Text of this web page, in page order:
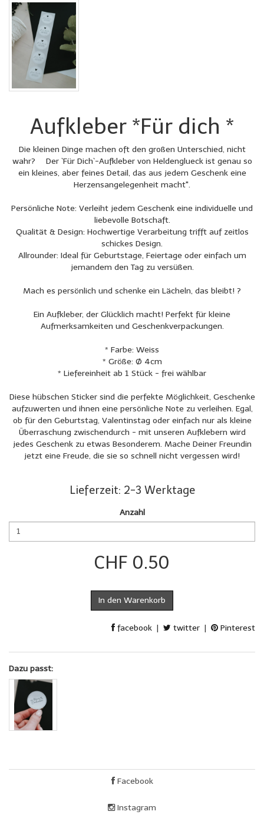
Aufkleber *Für dich *
Die kleinen Dinge machen oft den großen Unterschied, nicht
wahr? Der `Für Dich`-Aufkleber von Heldenglueck ist genau so
ein kleines, aber feines Detail, das aus jedem Geschenk eine
Herzensangelegenheit macht".
Persönliche Note: Verleiht jedem Geschenk eine individuelle und
liebevolle Botschaft.
Qualität & Design: Hochwertige Verarbeitung trifft auf zeitlos
schickes Design.
Allrounder: Ideal für Geburtstage, Feiertage oder einfach um
jemandem den Tag zu versüßen.
Mach es persönlich und schenke ein Lächeln, das bleibt! ?
Ein Aufkleber, der Glücklich macht! Perfekt für kleine
Aufmerksamkeiten und Geschenkverpackungen.
* Farbe: Weiss
* Größe: Ø 4cm
* Liefereinheit ab 1 Stück - frei wählbar
Diese hübschen Sticker sind die perfekte Möglichkeit, Geschenke
aufzuwerten und ihnen eine persönliche Note zu verleihen. Egal,
ob für den Geburtstag, Valentinstag oder einfach nur als kleine
Überraschung zwischendurch - mit unseren Aufklebern wird
jedes Geschenk zu etwas Besonderem. Mache Deiner Freundin
jetzt eine Freude, die sie so schnell nicht vergessen wird!
Lieferzeit: 2-3 Werktage
Anzahl
CHF 0.50
In den Warenkorb
facebook | twitter | Pinterest
Dazu passt:
Facebook
Instagram